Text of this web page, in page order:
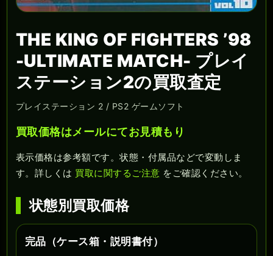
THE KING OF FIGHTERS ’98
-ULTIMATE MATCH- プレイ
ステーション2の買取査定
プレイステーション 2 / PS2 ゲームソフト
買取価格はメールにてお見積もり
表示価格は参考額です。状態・付属品などで変動しま
す。詳しくは 買取に関するご注意 をご確認ください。
状態別買取価格
完品（ケース箱・説明書付）